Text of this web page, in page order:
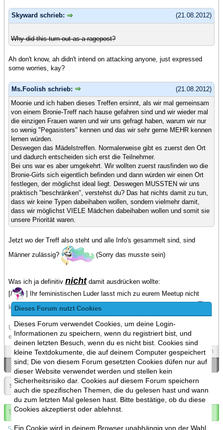
Dieses Forum nutzt Cookies
Dieses Forum verwendet Cookies, um deine Login-
Informationen zu speichern, wenn du registriert bist, und
deinen letzten Besuch, wenn du es nicht bist. Cookies sind
kleine Textdokumente, die auf deinem Computer gespeichert
sind; Die von diesem Forum gesetzten Cookies düfen nur auf
dieser Website verwendet werden und stellen kein
Sicherheitsrisiko dar. Cookies auf diesem Forum speichern
auch die spezifischen Themen, die du gelesen hast und wann
du zum letzten Mal gelesen hast. Bitte bestätige, ob du diese
Cookies akzeptierst oder ablehnst.
Ein Cookie wird in deinem Browser unabhängig von der Wahl
(21.08.2012)
Skyward schrieb:
Why did this turn out as a ragepost?
Ah don't know, ah didn't intend on attacking anyone, just expressed
some worries, kay?
(21.08.2012)
Ms.Foolish schrieb:
Moonie und ich haben dieses Treffen ersinnt, als wir mal gemeinsam
von einem Bronie-Treff nach hause gefahren sind und wir wieder mal
die einzigen Frauen waren und wir uns gefragt haben, warum wir nur
so wenig "Pegasisters" kennen und das wir sehr gerne MEHR kennen
lernen würden.
Deswegen das Mädelstreffen. Normalerweise gibt es zuerst den Ort
und dadurch entscheiden sich erst die Teilnehmer.
Bei uns war es aber umgekehrt. Wir wollten zuerst rausfinden wo die
Bronie-Girls sich eigentlich befinden und dann würden wir einen Ort
festlegen, der möglichst ideal liegt. Deswegen MUSSTEN wir uns
praktisch "beschränken", verstehst du? Das hat nichts damit zu tun,
dass wir keine Typen dabeihaben wollen, sondern vielmehr damit,
dass wir möglichst VIELE Mädchen dabeihaben wollen und somit sie
unsere Priorität waren.
Jetzt wo der Treff also steht und alle Info's gesammelt sind, sind
Männer zulässig?
(Sorry das musste sein)
Was ich ja definitiv nichtdamit ausdrücken wollte:
[/
] Ihr feministischen Luder lasst mich zu eurem Meetup nicht
kommen und jetzt finde ich euch voll doof yada... yada.. yada.. [
Um ehrlich zu sein finde ich das Meetup eine tolle Idee, ich wollte
einfach meine 2 Cent dazugeben und ein wenig Bedenken äußern.
Spoilers Zitieren
«Ein Thema zurück|Ein Thema vor»
Seite:
Thema abonnieren